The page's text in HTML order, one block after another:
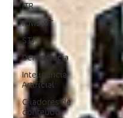
ITR
ICMS-ST
STJ
Democracia
Inteligência
Artificial
Criadores de
conteúdo